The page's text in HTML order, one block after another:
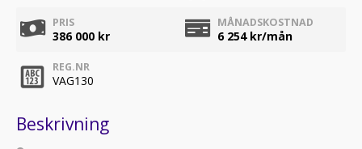
PRIS
386 000 kr
MÅNADSKOSTNAD
6 254kr/mån
REG.NR
VAG130
Beskrivning